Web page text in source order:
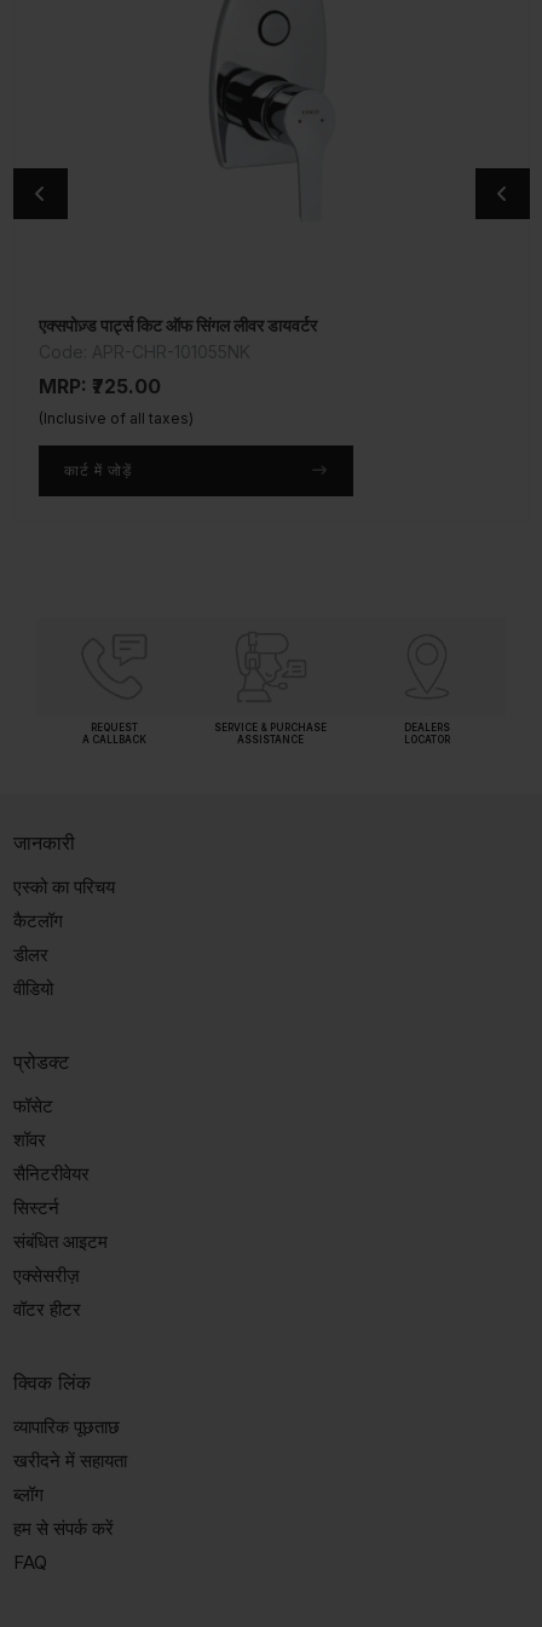
एक्सपोज़्ड पार्ट्स किट ऑफ सिंगल लीवर डायवर्टर
MRP: ₹725.00
(Inclusive of all taxes)
कार्ट में जोड़ें
2-वे बिब कॉक
MRP: ₹1,800.00
(Inclusive of all taxes)
कार्ट में जोड़ें
REQUEST
A CALLBACK
SERVICE & PURCHASE
ASSISTANCE
DEALERS
LOCATOR
जानकारी
एस्को का परिचय
कैटलॉग
डीलर
वीडियो
प्रोडक्ट
फॉसेट
शॉवर
सैनिटरीवेयर
सिस्टर्न
संबंधित आइटम
एक्सेसरीज़
वॉटर हीटर
क्विक लिंक
व्यापारिक पूछताछ
खरीदने में सहायता
ब्लॉग
हम से संपर्क करें
FAQ